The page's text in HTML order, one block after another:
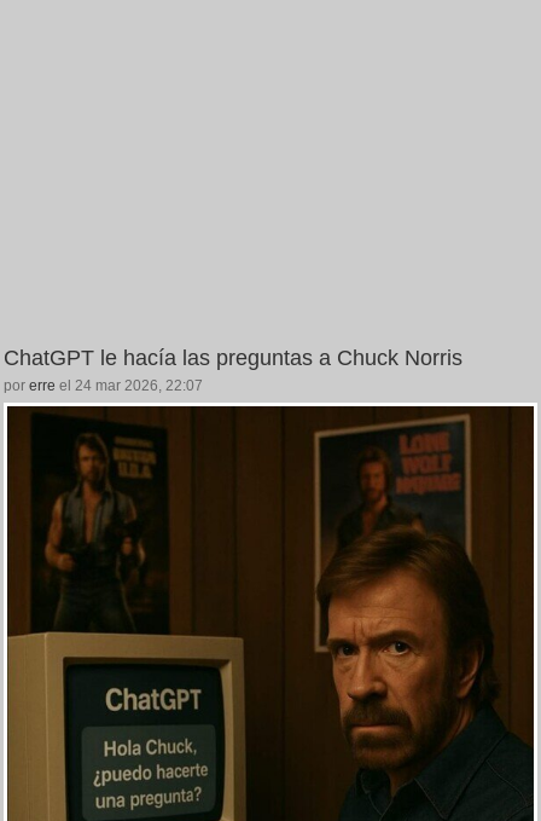
ChatGPT le hacía las preguntas a Chuck Norris
por erre el 24 mar 2026, 22:07